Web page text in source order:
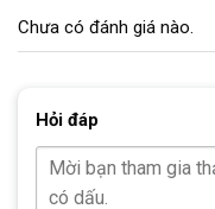
Xe Đạp Địa
Chưa có đánh giá nào.
Hỏi đáp